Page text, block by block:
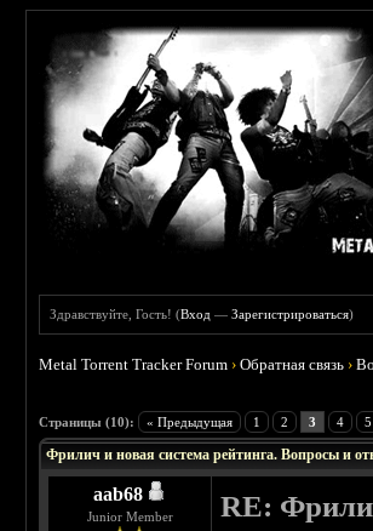
Здравствуйте, Гость! (Вход —Зарегистрироваться)
Metal Torrent Tracker Forum ›Обратная связь ›
Страницы (10): « Предыдущая 1 2 3 4 5
Фрилич и новая система рейтинга. Вопросы и
aab68
Junior Member RE: